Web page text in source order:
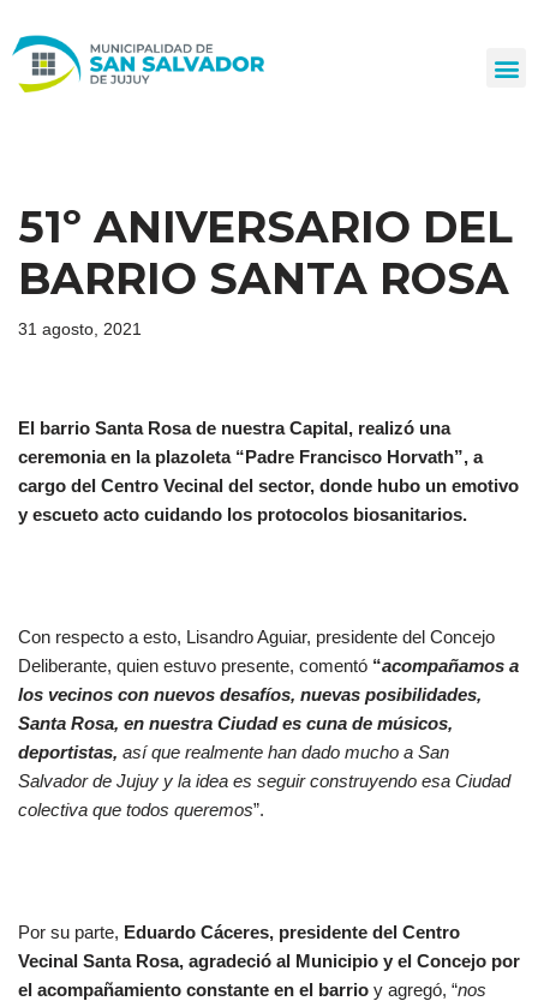
al
51º ANIVERSARIO DEL
BARRIO SANTA ROSA
31 agosto, 2021
El barrio Santa Rosa de nuestra Capital, realizó una
ceremonia en la plazoleta “Padre Francisco Horvath”, a
cargo del Centro Vecinal del sector, donde hubo un emotivo
y escueto acto cuidando los protocolos biosanitarios.
Con respecto a esto, Lisandro Aguiar, presidente del Concejo
Deliberante, quien estuvo presente, comentó “acompañamos a
los vecinos con nuevos desafíos, nuevas posibilidades,
Santa Rosa, en nuestra Ciudad es cuna de músicos,
deportistas, así que realmente han dado mucho a San
Salvador de Jujuy y la idea es seguir construyendo esa Ciudad
colectiva que todos queremos”.
Por su parte, Eduardo Cáceres, presidente del Centro
Vecinal Santa Rosa, agradeció al Municipio y el Concejo por
el acompañamiento constante en el barrio y agregó, “nos